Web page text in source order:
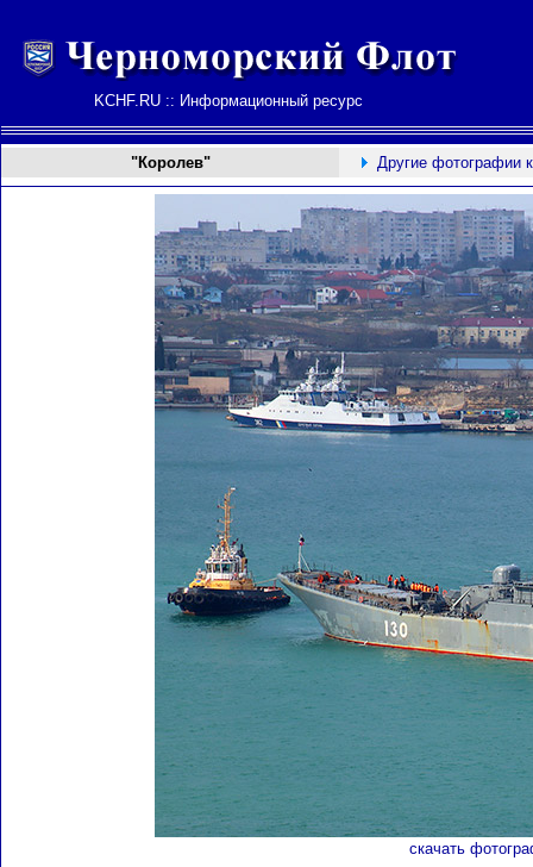
KCHF.RU :: Информационный ресурс
"Королев" Другие фотографии
скачать